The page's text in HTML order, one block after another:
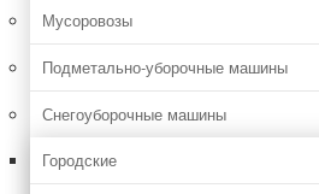
Мусоровозы
Подметально-уборочные машины
Снегоуборочные машины
Городские